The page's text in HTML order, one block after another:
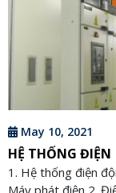
May 10, 2021
HỆ THỐNG ĐIỆN
1. Hệ thống điện
Máy phát điện 2.